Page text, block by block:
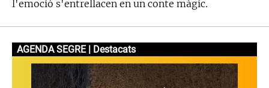
l'emoció s'entrellacen en un conte màgic.
AGENDA SEGRE | Destacats